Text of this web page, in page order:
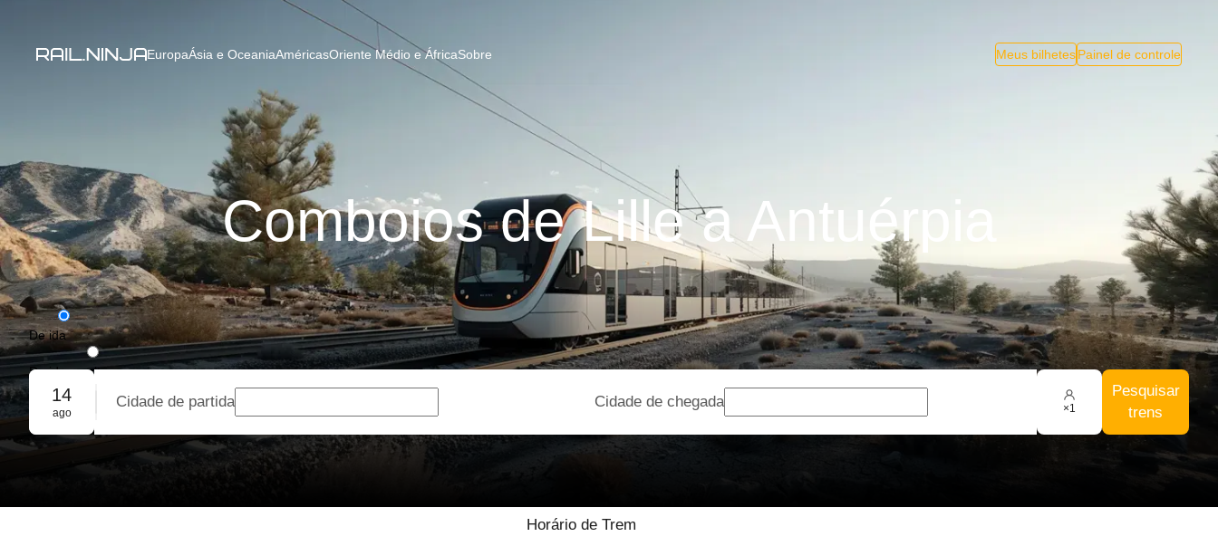
EuropaÁsia e OceaniaAméricasOriente Médio e ÁfricaSobre Meus bilhetesPainel de controle
Comboios de Lille a Antuérpia
De ida
De ida e volta
Reserva em grupo
14
ago
Cidade de partida Cidade de chegada ×1
Pesquisar
trens
Horário de Trem